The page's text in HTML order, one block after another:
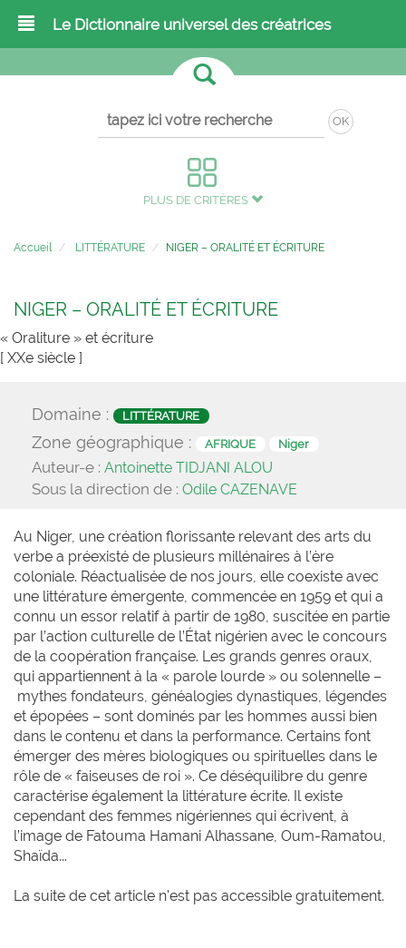
Le Dictionnaire universel des créatrices
OK
PLUS DE CRITÈRES
Accueil LITTÉRATURE NIGER – ORALITÉ ET ÉCRITURE
NIGER – ORALITÉ ET ÉCRITURE
« Oraliture » et écriture
[ XXe siècle ]
Domaine : LITTÉRATURE
Zone géographique : AFRIQUE Niger
Auteur-e : Antoinette TIDJANI ALOU
Sous la direction de : Odile CAZENAVE
Au Niger, une création florissante relevant des arts du
verbe a préexisté de plusieurs millénaires à l’ère
coloniale. Réactualisée de nos jours, elle coexiste avec
une littérature émergente, commencée en 1959 et qui a
connu un essor relatif à partir de 1980, suscitée en partie
par l’action culturelle de l’État nigérien avec le concours
de la coopération française. Les grands genres oraux,
qui appartiennent à la « parole lourde » ou solennelle –
mythes fondateurs, généalogies dynastiques, légendes
et épopées – sont dominés par les hommes aussi bien
dans le contenu et dans la performance. Certains font
émerger des mères biologiques ou spirituelles dans le
rôle de « faiseuses de roi ». Ce déséquilibre du genre
caractérise également la littérature écrite. Il existe
cependant des femmes nigériennes qui écrivent, à
l’image de Fatouma Hamani Alhassane, Oum-Ramatou,
Shaïda...
La suite de cet article n'est pas accessible gratuitement.